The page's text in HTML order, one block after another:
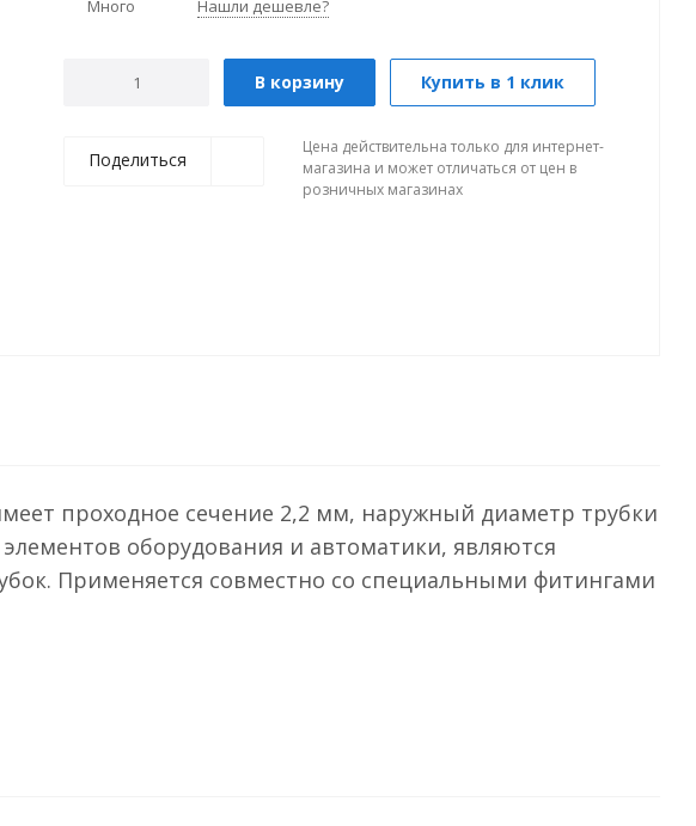
Много Нашли дешевле?
В корзину Купить в 1 клик
Поделиться
Цена действительна только для интернет-
магазина и может отличаться от цен в
розничных магазинах
проходное сечение 2,2 мм, наружный диаметр трубки
оборудования и автоматики, являются
Применяется совместно со специальными фитингами